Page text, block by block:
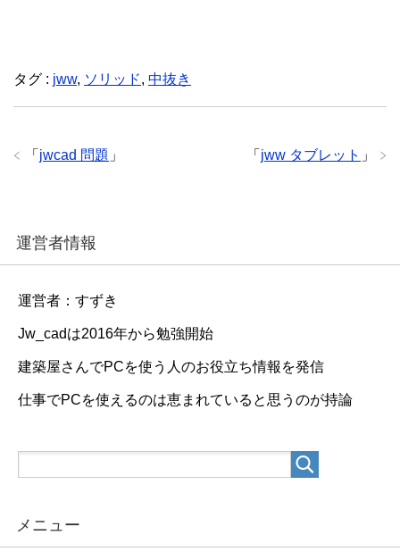
タグ : jww, ソリッド, 中抜き
「 jww タブレット 」
「 jwcad 問題 」
運営者情報
運営者：すずき
Jw_cadは2016年から勉強開始
建築屋さんでPCを使う人のお役立ち情報を発信
仕事でPCを使えるのは恵まれていると思うのが持論
メニュー